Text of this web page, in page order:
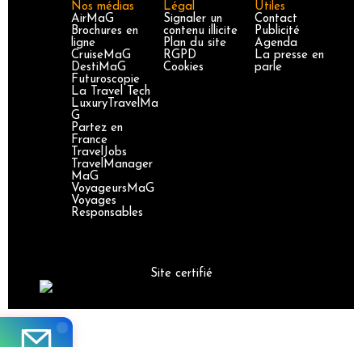
Nos médias
AirMaG
Brochures en
ligne
CruiseMaG
DestiMaG
Futuroscopie
La Travel Tech
LuxuryTravelMa
G
Partez en
France
TravelJobs
TravelManager
MaG
VoyageursMaG
Voyages
Responsables
Légal
Signaler un
contenu illicite
Plan du site
RGPD
Cookies
Utiles
Contact
Publicité
Agenda
La presse en
parle
Site certifié